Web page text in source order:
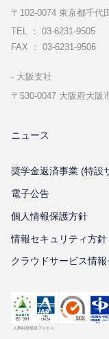
〒102-0074 東京都千代
TEL ： 03-6231-9505
FAX ： 03-6231-9506
⼤阪⽀社
〒530-0047 ⼤阪府⼤阪
ニュース
奨学金返済事業 (特設
電子公告
個⼈情報保護⽅針
情報セキュリティ⽅針
クラウドサービス情